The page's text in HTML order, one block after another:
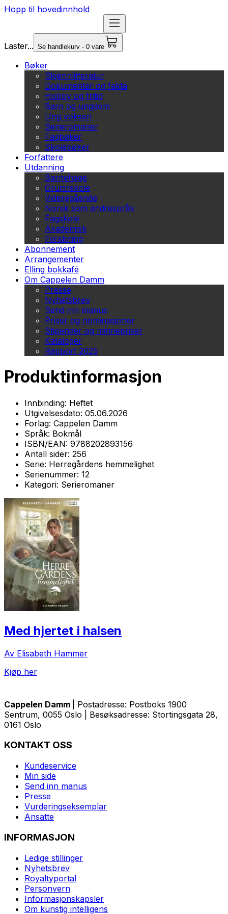
Hopp til hovedinnhold
Laster... Se handlekurv - 0 vare
Bøker
Skjønnlitteratur
Dokumentar og fakta
Hobby og fritid
Barn og ungdom
Ung voksen
Serieromaner
Fagbøker
Skolebøker
Forfattere
Utdanning
Barnehage
Grunnskole
Videregående
Norsk som andrespråk
Fagskole
Akademisk
Forskning
Abonnement
Arrangementer
Elling bokkafé
Om Cappelen Damm
Presse
Nyhetsbrev
Send inn manus
Priser og nominasjoner
Stipender og minnepriser
Kataloger
Rapport 2025
Produktinformasjon
Innbinding: Heftet
Utgivelsesdato: 05.06.2026
Forlag: Cappelen Damm
Språk: Bokmål
ISBN/EAN: 9788202893156
Antall sider: 256
Serie: Herregårdens hemmelighet
Serienummer: 12
Kategori: Serieromaner
Med hjertet i halsen
Av Elisabeth Hammer
Kjøp her
Cappelen Damm
| Postadresse: Postboks 1900
Sentrum, 0055 Oslo | Besøksadresse: Stortingsgata 28,
0161 Oslo
KONTAKT OSS
Kundeservice
Min side
Send inn manus
Presse
Vurderingseksemplar
Ansatte
INFORMASJON
Ledige stillinger
Nyhetsbrev
Royaltyportal
Personvern
Informasjonskapsler
Om kunstig intelligens